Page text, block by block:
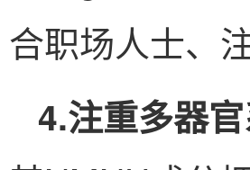
合职场人士、
4.注重多器